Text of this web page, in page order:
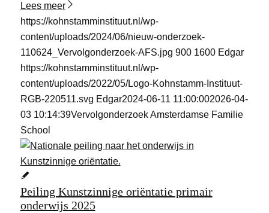
Lees meer
https://kohnstamminstituut.nl/wp-
content/uploads/2024/06/nieuw-onderzoek-
110624_Vervolgonderzoek-AFS.jpg 900 1600 Edgar
https://kohnstamminstituut.nl/wp-
content/uploads/2022/05/Logo-Kohnstamm-Instituut-
RGB-220511.svg Edgar2024-06-11 11:00:002026-04-
03 10:14:39Vervolgonderzoek Amsterdamse Familie
School
Peiling Kunstzinnige oriëntatie primair
onderwijs 2025